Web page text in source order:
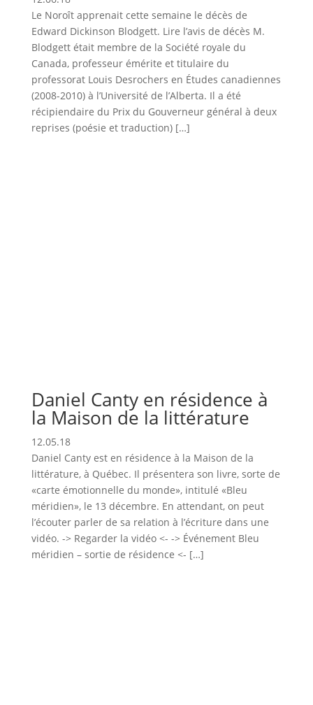
Le Noroît apprenait cette semaine le décès de
Edward Dickinson Blodgett. Lire l’avis de décès M.
Blodgett était membre de la Société royale du
Canada, professeur émérite et titulaire du
professorat Louis Desrochers en Études canadiennes
(2008-2010) à l’Université de l’Alberta. Il a été
récipiendaire du Prix du Gouverneur général à deux
reprises (poésie et traduction) […]
Daniel Canty en résidence à
la Maison de la littérature
12.05.18
Daniel Canty est en résidence à la Maison de la
littérature, à Québec. Il présentera son livre, sorte de
«carte émotionnelle du monde», intitulé «Bleu
méridien», le 13 décembre. En attendant, on peut
l’écouter parler de sa relation à l’écriture dans une
vidéo. -> Regarder la vidéo <- -> Événement Bleu
méridien – sortie de résidence <- […]